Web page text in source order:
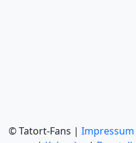
© Tatort-Fans | Impressum